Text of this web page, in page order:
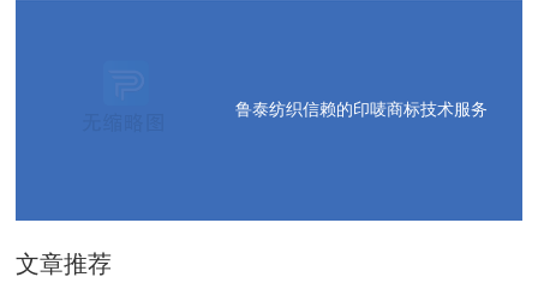
鲁泰纺织信赖的印唛商标技术服务
文章推荐